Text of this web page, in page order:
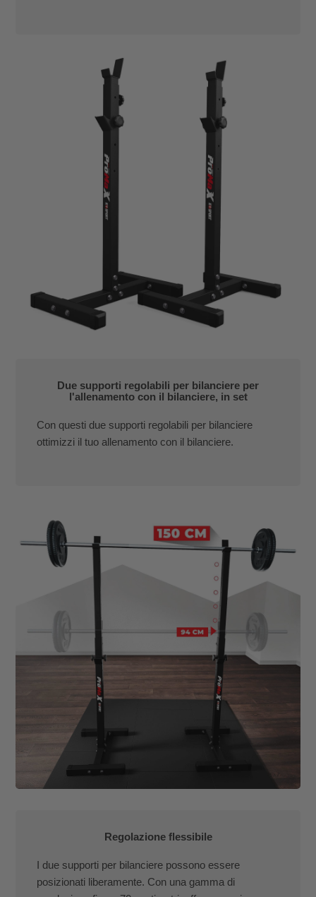
Due supporti regolabili per bilanciere per
l'allenamento con il bilanciere, in set
Con questi due supporti regolabili per bilanciere
ottimizzi il tuo allenamento con il bilanciere.
Regolazione flessibile
I due supporti per bilanciere possono essere
posizionati liberamente. Con una gamma di